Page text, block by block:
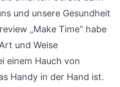
und unsere Gesundheit
„Make Time“ habe
und Weise
einem Hauch von
Handy in der Hand ist.